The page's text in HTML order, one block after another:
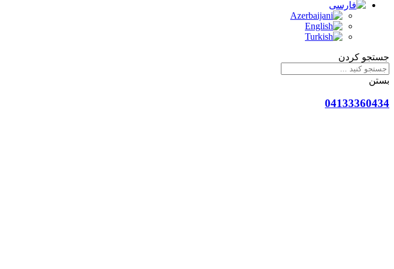
جستجو کردن
بستن
04133360434